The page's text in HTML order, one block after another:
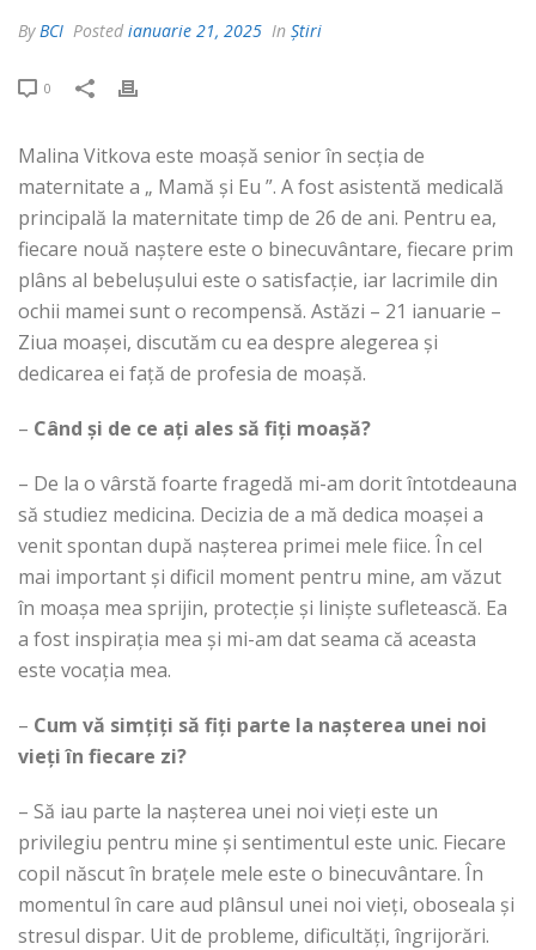
ByBCI Posted ianuarie 21, 2025 In Știri
0
Malina Vitkova este moașă senior în secția de
maternitate a „ Mamă și Eu ”. A fost asistentă medicală
principală la maternitate timp de 26 de ani. Pentru ea,
fiecare nouă naștere este o binecuvântare, fiecare prim
plâns al bebelușului este o satisfacție, iar lacrimile din
ochii mamei sunt o recompensă. Astăzi – 21 ianuarie –
Ziua moașei, discutăm cu ea despre alegerea și
dedicarea ei față de profesia de moașă.
– Când și de ce ați ales să fiți moașă?
– De la o vârstă foarte fragedă mi-am dorit întotdeauna
să studiez medicina. Decizia de a mă dedica moașei a
venit spontan după nașterea primei mele fiice. În cel
mai important și dificil moment pentru mine, am văzut
în moașa mea sprijin, protecție și liniște sufletească. Ea
a fost inspirația mea și mi-am dat seama că aceasta
este vocația mea.
– Cum vă simțiți să fiți parte la nașterea unei noi
vieți în fiecare zi?
– Să iau parte la nașterea unei noi vieți este un
privilegiu pentru mine și sentimentul este unic. Fiecare
copil născut în brațele mele este o binecuvântare. În
momentul în care aud plânsul unei noi vieți, oboseala și
stresul dispar. Uit de probleme, dificultăți, îngrijorări.